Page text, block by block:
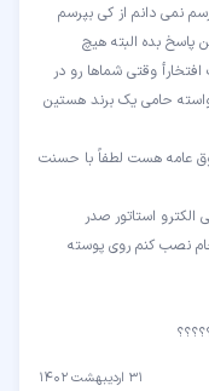
نمی دانم از کی بپرسم
پاسخ بده البته هیچ
وقتی شماها رو در
حامی یک برند هستین
عامه هست لطفاً با حسنت
بوده میخام نصب کنم روی پوسته
۳۱ اردیبهشت ۱۴۰۲